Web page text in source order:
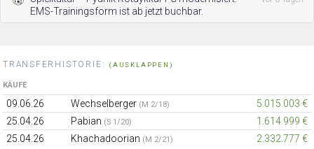
EMS-Trainingsform ist ab jetzt buchbar.
TRANSFERHISTORIE: (AUSKLAPPEN)
KÄUFE
09.06.26 Wechselberger (M 2/18)
5.015.003 €
25.04.26
Pabian (S 1/20)
1.614.999 €
25.04.26
Khachadoorian (M 2/21) 2.332.777 €